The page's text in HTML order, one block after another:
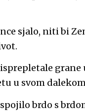
sjalo, niti bi
u svom
brdo s